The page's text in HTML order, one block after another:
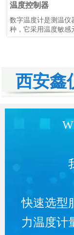
温度控制器
数字温度计是测温仪
种，它采用温度敏感
数转换电路即AD转
拟信号转换为数字信
处理单元如单片机或
确度高、稳定性好、
广等优点，广泛应用
西安鑫
快速选型
力温度计